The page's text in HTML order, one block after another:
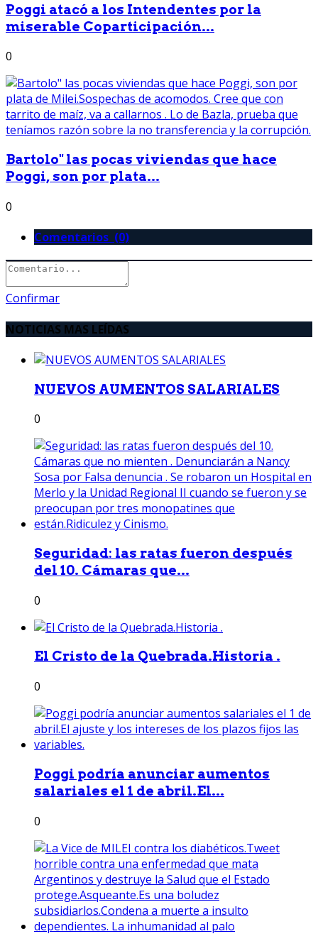
Poggi atacó a los Intendentes por la
miserable Coparticipación...
0
Bartolo" las pocas viviendas que hace
Poggi, son por plata...
0
Comentarios (0)
Confirmar
NOTICIAS MAS LEÍDAS
NUEVOS AUMENTOS SALARIALES
0
Seguridad: las ratas fueron después
del 10. Cámaras que...
0
El Cristo de la Quebrada.Historia .
0
Poggi podría anunciar aumentos
salariales el 1 de abril.El...
0